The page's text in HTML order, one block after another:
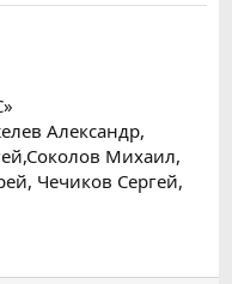
Александр,
Михаил,
Чечиков Сергей,